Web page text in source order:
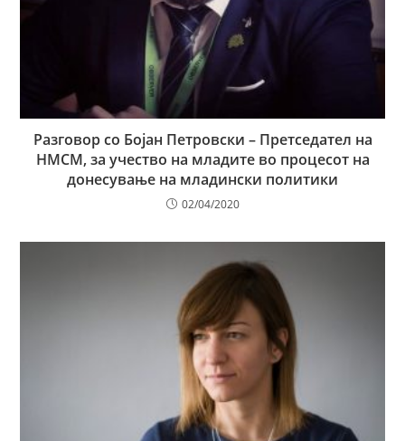
Разговор со Бојан Петровски – Претседател на
НМСМ, за учество на младите во процесот на
донесување на младински политики
02/04/2020